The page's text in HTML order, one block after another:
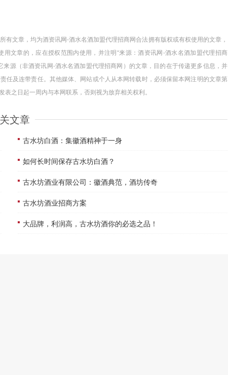
有文章，均为酒资讯网-酒水名酒加盟代理招商网合法拥有版权或有权使用的文章，
文章的，应在授权范围内使用，并注明“来源：酒资讯网-酒水名酒加盟代理招商
源（非酒资讯网-酒水名酒加盟代理招商网）的文章，目的在于传递更多信息，并
及连带责任。其他媒体、网站或个人从本网转载时，必须保留本网注明的文章第
之日起一周内与本网联系，否则视为放弃相关权利。
文章
古水坊白酒：集徽酒精神于一身
如何长时间保存古水坊白酒？
古水坊酒业有限公司：徽酒典范，酒坊传奇
古水坊酒业招商方案
大品牌，利润高，古水坊酒你的必选之品！